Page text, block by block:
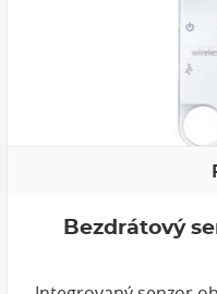
Bezdrátový